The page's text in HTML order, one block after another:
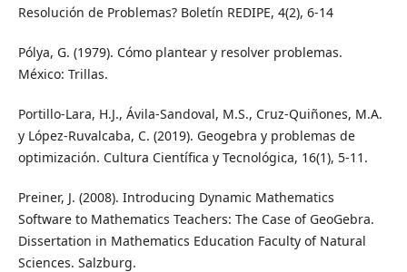
Resolución de Problemas? Boletín REDIPE, 4(2), 6-14
Pólya, G. (1979). Cómo plantear y resolver problemas.
México: Trillas.
Portillo-Lara, H.J., Ávila-Sandoval, M.S., Cruz-Quiñones, M.A.
y López-Ruvalcaba, C. (2019). Geogebra y problemas de
optimización. Cultura Científica y Tecnológica, 16(1), 5-11.
Preiner, J. (2008). Introducing Dynamic Mathematics
Software to Mathematics Teachers: The Case of GeoGebra.
Dissertation in Mathematics Education Faculty of Natural
Sciences. Salzburg.